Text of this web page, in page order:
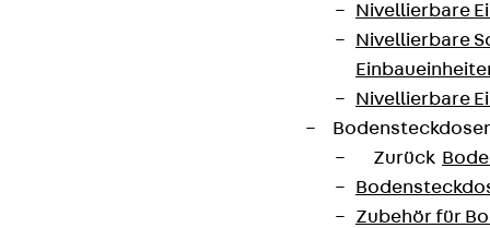
Nivellierbare
Nivellierbare
Nivellierbare
Zurück
Zubehör für